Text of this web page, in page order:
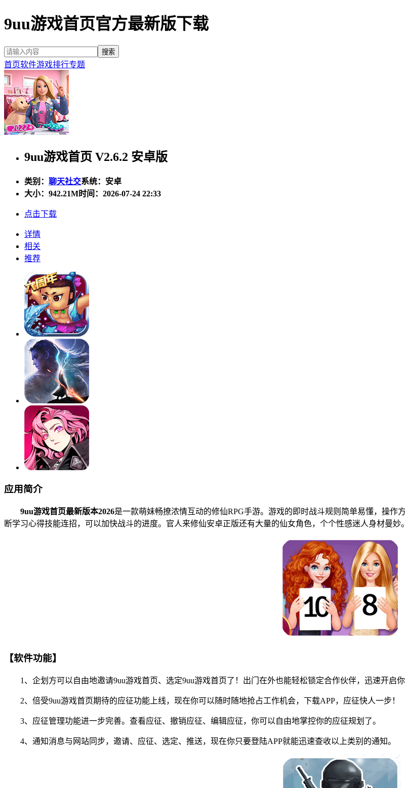
9uu游戏首页官方最新版下载
首页软件游戏排行专题
9uu游戏首页 V2.6.2 安卓版
类别： 聊天社交系统：安卓
大小： 942.21M时间：2026-07-24 22:33
点击下载
详情
相关
推荐
应用简介
9uu游戏首页最新版本2026是一款萌妹畅撩浓情互动的修仙RPG手游。游戏的即时战斗规则简单易懂，操
断学习心得技能连招，可以加快战斗的进度。官人来修仙安卓正版还有大量的仙女角色，个个性感迷人身材曼妙。
【软件功能】
1、企划方可以自由地邀请9uu游戏首页、选定9uu游戏首页了！出门在外也能轻松锁定合作伙伴，迅速开启你
2、倍受9uu游戏首页期待的应征功能上线，现在你可以随时随地抢占工作机会，下载APP，应征快人一步！
3、应征管理功能进一步完善。查看应征、撤销应征、编辑应征，你可以自由地掌控你的应征规划了。
4、通知消息与网站同步，邀请、应征、选定、推送，现在你只要登陆APP就能迅速查收以上类别的通知。